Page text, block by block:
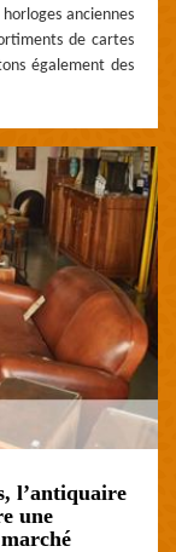
anciennes
de cartes
également des
l’antiquaire
une